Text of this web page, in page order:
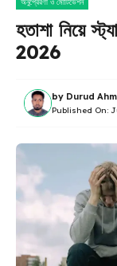
হতাশা নিয়ে
2026
by Durud
Published On: